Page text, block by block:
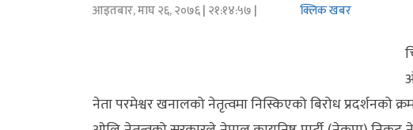
आइतबार, माघ २६, २०७६| २१:१४:५७ | क्लिक खबर
नेता परमेश्वर खनालको नेतृत्वमा निस्किएको बिरोध प्रदर्शनको